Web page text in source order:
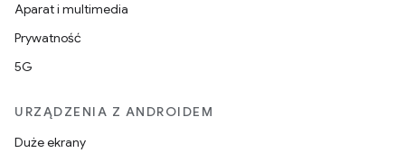
Aparat i multimedia
Prywatność
5G
URZĄDZENIA Z ANDROIDEM
Duże ekrany